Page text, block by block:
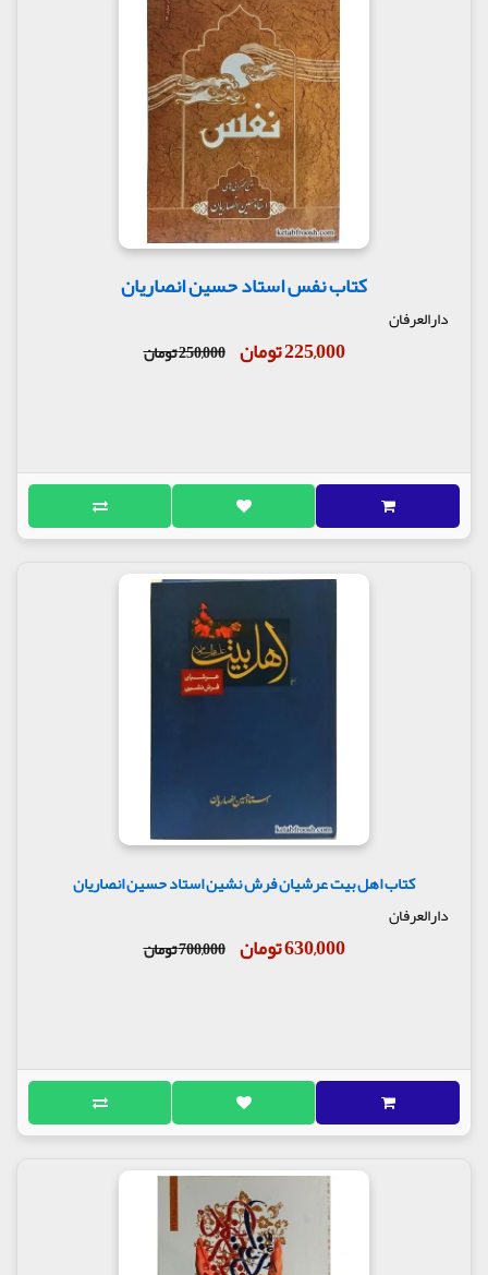
کتاب نفس استاد حسین انصاریان
دارالعرفان
225,000 تومان 250,000 تومان
کتاب اهل بیت عرشیان فرش نشین استاد حسین انصاریان
دارالعرفان
630,000 تومان 700,000 تومان